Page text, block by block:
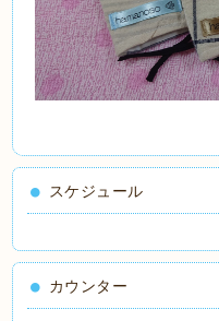
スケジュール
カウンター